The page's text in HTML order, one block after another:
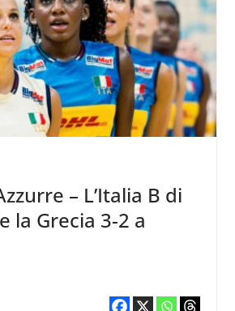
– L’Italia B di
la Grecia 3-2 a